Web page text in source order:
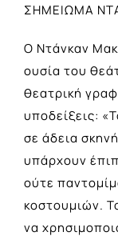
ΣΗΜΕΙΩΜΑ
Ο Ντάνκαν
ουσία του
θεατρική
υποδείξεις:
σε άδεια
υπάρχουν
ούτε
κοστουμιών.
να